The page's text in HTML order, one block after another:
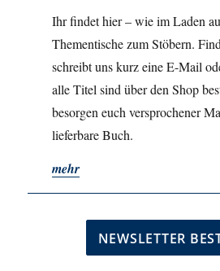
Ihr findet hier – wie im Laden
Thementische zum Stöbern.
schreibt uns kurz eine E-Mail
alle Titel sind über den Shop
besorgen euch versprochener
lieferbare Buch.
mehr